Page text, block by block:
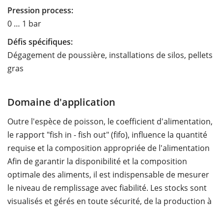
Pression process:
0 … 1 bar
Défis spécifiques:
Dégagement de poussière, installations de silos, pellets
gras
Domaine d'application
Outre l'espèce de poisson, le coefficient d'alimentation,
le rapport "fish in - fish out" (fifo), influence la quantité
requise et la composition appropriée de l'alimentation
Afin de garantir la disponibilité et la composition
optimale des aliments, il est indispensable de mesurer
le niveau de remplissage avec fiabilité. Les stocks sont
visualisés et gérés en toute sécurité, de la production à